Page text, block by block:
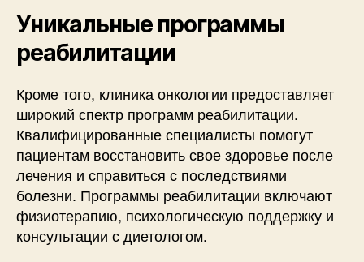
Уникальные программы
реабилитации
Кроме того, клиника онкологии предоставляет
широкий спектр программ реабилитации.
Квалифицированные специалисты помогут
пациентам восстановить свое здоровье после
лечения и справиться с последствиями
болезни. Программы реабилитации включают
физиотерапию, психологическую поддержку и
консультации с диетологом.